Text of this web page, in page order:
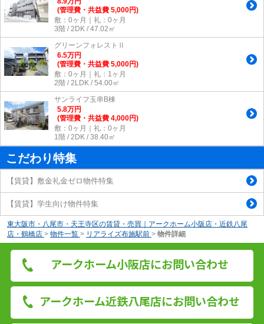
(管理費・共益費 5,000円)
敷：0ヶ月｜礼：0ヶ月
3階 / 2DK / 47.02㎡
グリーンフォレストⅡ
6.5万円
(管理費・共益費 5,000円)
敷：0ヶ月｜礼：1ヶ月
2階 / 2LDK / 54.00㎡
サンライフ玉串B棟
5.8万円
(管理費・共益費 4,000円)
敷：0ヶ月｜礼：0ヶ月
1階 / 2DK / 38.40㎡
こだわり特集
【賃貸】敷金礼金ゼロ物件特集
【賃貸】学生向け物件特集
東大阪市・八尾市・天王寺区の賃貸・売買｜アークホーム小阪店・近鉄八尾
店・鶴橋店 > 物件一覧 > リアライズ布施駅前 > 物件詳細
アークホーム小阪店にお問い合わせ
アークホーム近鉄八尾店にお問い合わせ